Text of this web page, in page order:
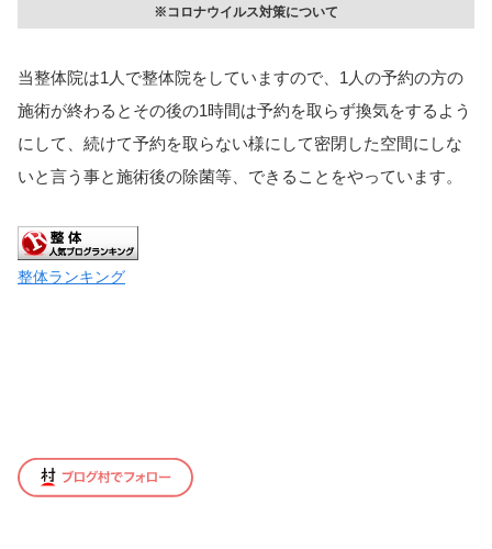
※コロナウイルス対策について
当整体院は1人で整体院をしていますので、1人の予約の方の
施術が終わるとその後の1時間は予約を取らず換気をするよう
にして、続けて予約を取らない様にして密閉した空間にしな
いと言う事と施術後の除菌等、できることをやっています。
整体ランキング